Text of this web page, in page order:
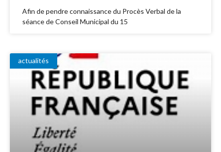
Afin de pendre connaissance du Procès Verbal de la
séance de Conseil Municipal du 15
actualités